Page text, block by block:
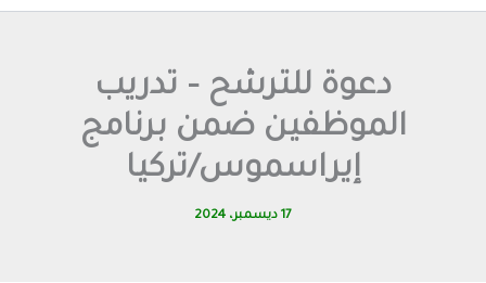
دعوة للترشح – تدريب
الموظفين ضمن برنامج
إيراسموس/تركيا
17 ديسمبر، 2024